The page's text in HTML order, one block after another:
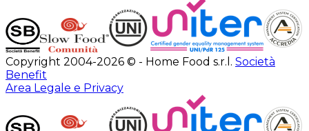
Copyright 2004-2026 © - Home Food s.r.l. Società
Benefit
Area Legale e Privacy